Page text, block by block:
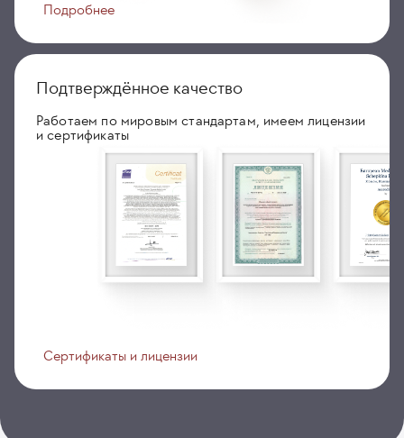
Подробнее
Подтверждённое качество
Работаем по мировым стандартам, имеем лицензии
и сертификаты
Сертификаты и лицензии